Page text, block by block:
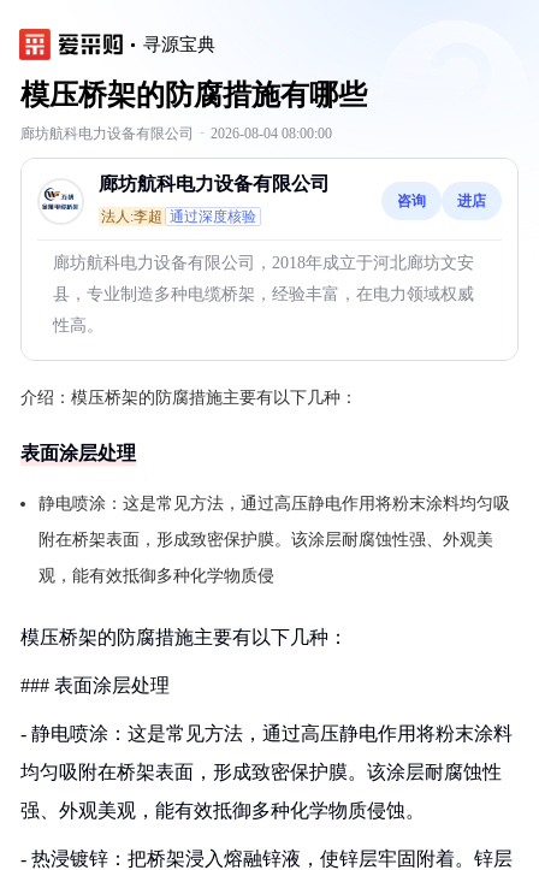
寻源宝典
模压桥架的防腐措施有哪些
廊坊航科电力设备有限公司 · 2026-08-04 08:00:00
廊坊航科电力设备有限公司
法人:李超 通过深度核验
咨询 进店
廊坊航科电力设备有限公司，2018年成立于河北廊坊文安
县，专业制造多种电缆桥架，经验丰富，在电力领域权威
性高。
介绍： 模压桥架的防腐措施主要有以下几种：
表面涂层处理
静电喷涂：这是常见方法，通过高压静电作用将粉末涂料均匀吸
附在桥架表面，形成致密保护膜。该涂层耐腐蚀性强、外观美
观，能有效抵御多种化学物质侵
模压桥架的防腐措施主要有以下几种：
### 表面涂层处理
- 静电喷涂：这是常见方法，通过高压静电作用将粉末涂料
均匀吸附在桥架表面，形成致密保护膜。该涂层耐腐蚀性
强、外观美观，能有效抵御多种化学物质侵蚀。
- 热浸镀锌：把桥架浸入熔融锌液，使锌层牢固附着。锌层